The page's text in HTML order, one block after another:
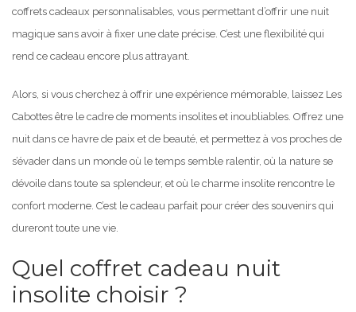
coffrets cadeaux personnalisables, vous permettant d’offrir une nuit
magique sans avoir à fixer une date précise. C’est une flexibilité qui
rend ce cadeau encore plus attrayant.
Alors, si vous cherchez à offrir une expérience mémorable, laissez Les
Cabottes être le cadre de moments insolites et inoubliables. Offrez une
nuit dans ce havre de paix et de beauté, et permettez à vos proches de
s’évader dans un monde où le temps semble ralentir, où la nature se
dévoile dans toute sa splendeur, et où le charme insolite rencontre le
confort moderne. C’est le cadeau parfait pour créer des souvenirs qui
dureront toute une vie.
Quel coffret cadeau nuit
insolite choisir ?